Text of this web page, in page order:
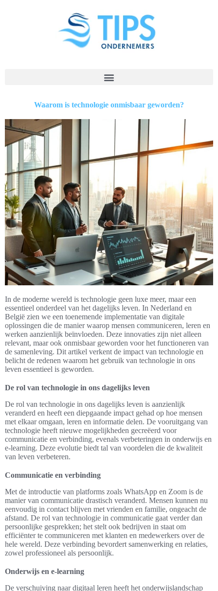
Waarom is technologie onmisbaar geworden?
In de moderne wereld is technologie geen luxe meer, maar een
essentieel onderdeel van het dagelijks leven. In Nederland en
België zien we een toenemende implementatie van digitale
oplossingen die de manier waarop mensen communiceren, leren en
werken aanzienlijk beïnvloeden. Deze innovaties zijn niet alleen
relevant, maar ook onmisbaar geworden voor het functioneren van
de samenleving. Dit artikel verkent de impact van technologie en
belicht de redenen waarom het gebruik van technologie in ons
leven essentieel is geworden.
De rol van technologie in ons dagelijks leven
De rol van technologie in ons dagelijks leven is aanzienlijk
veranderd en heeft een diepgaande impact gehad op hoe mensen
met elkaar omgaan, leren en informatie delen. De vooruitgang van
technologie heeft nieuwe mogelijkheden gecreëerd voor
communicatie en verbinding, evenals verbeteringen in onderwijs en
e-learning. Deze evolutie biedt tal van voordelen die de kwaliteit
van leven verbeteren.
Communicatie en verbinding
Met de introductie van platforms zoals WhatsApp en Zoom is de
manier van communicatie drastisch veranderd. Mensen kunnen nu
eenvoudig in contact blijven met vrienden en familie, ongeacht de
afstand. De rol van technologie in communicatie gaat verder dan
persoonlijke gesprekken; het stelt ook bedrijven in staat om
efficiënter te communiceren met klanten en medewerkers over de
hele wereld. Deze verbinding bevordert samenwerking en relaties,
zowel professioneel als persoonlijk.
Onderwijs en e-learning
De verschuiving naar digitaal leren heeft het onderwijslandschap